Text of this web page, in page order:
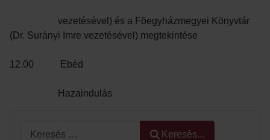
vezetésével) és a Fõegyházmegyei Könyvtár
(Dr. Surányi Imre vezetésével) megtekintése
12.00 Ebéd
Hazaindulás
Keresés...